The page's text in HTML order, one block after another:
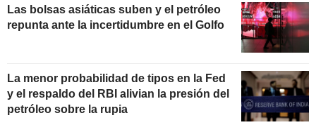
Las bolsas asiáticas suben y el petróleo
repunta ante la incertidumbre en el Golfo
La menor probabilidad de tipos en la Fed
y el respaldo del RBI alivian la presión del
petróleo sobre la rupia